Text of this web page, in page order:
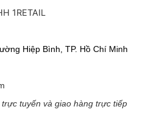
1RETAIL
Hiệp Bình, TP. Hồ Chí Minh
tuyến và giao hàng trực tiếp